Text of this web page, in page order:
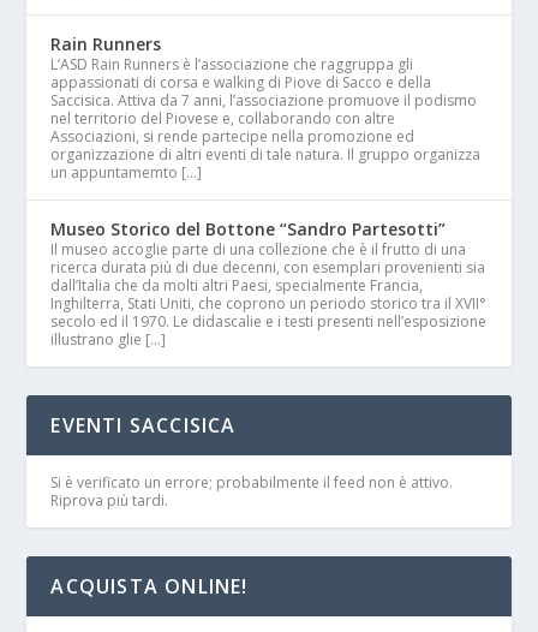
Rain Runners
L’ASD Rain Runners è l’associazione che raggruppa gli
appassionati di corsa e walking di Piove di Sacco e della
Saccisica. Attiva da 7 anni, l’associazione promuove il podismo
nel territorio del Piovese e, collaborando con altre
Associazioni, si rende partecipe nella promozione ed
organizzazione di altri eventi di tale natura. Il gruppo organizza
un appuntamemto […]
Museo Storico del Bottone “Sandro Partesotti”
Il museo accoglie parte di una collezione che è il frutto di una
ricerca durata più di due decenni, con esemplari provenienti sia
dall’Italia che da molti altri Paesi, specialmente Francia,
Inghilterra, Stati Uniti, che coprono un periodo storico tra il XVII°
secolo ed il 1970. Le didascalie e i testi presenti nell’esposizione
illustrano glie […]
EVENTI SACCISICA
Si è verificato un errore; probabilmente il feed non è attivo.
Riprova più tardi.
ACQUISTA ONLINE!